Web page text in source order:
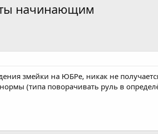
начинающим
змейки на ЮБРе, никак не
(типа поворачивать руль в